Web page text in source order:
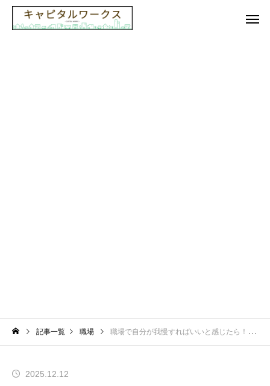
記事一覧 職場 職場で自分が我慢すればいいと感じたら！ストレスを解放する
2025.12.12